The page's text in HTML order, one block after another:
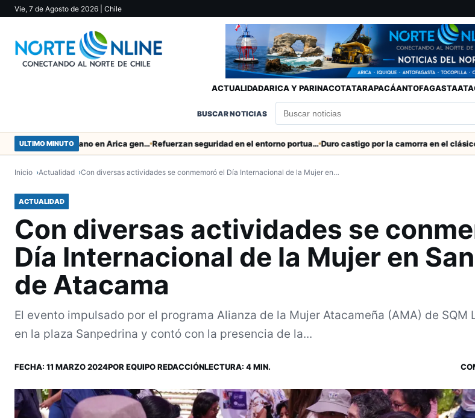
Vie, 7 de Agosto de 2026 | Chile
ACTUALIDADARICA Y PARINACOTATARAPACÁANTOFAGASTA
BUSCAR NOTICIAS
ULTIMO MINUTO Obras de Aguas del Altiplano en Arica generan puestos de trabajo Refuerzan seguridad en el entorno portuario de Arica Duro castigo por la camorra en el clásico Arica-Iquique
Inicio Actualidad Con diversas actividades se conmemoró el Día Internacional de la Mujer en…
ACTUALIDAD
Con diversas actividades se
Día Internacional de la Mujer en
de Atacama
El evento impulsado por el programa Alianza de la Mujer Atacameña (AMA) de SQM
en la plaza Sanpedrina y contó con la presencia de la...
FECHA: 11 MARZO 2024POR EQUIPO REDACCIÓNLECTURA: 4 MIN.